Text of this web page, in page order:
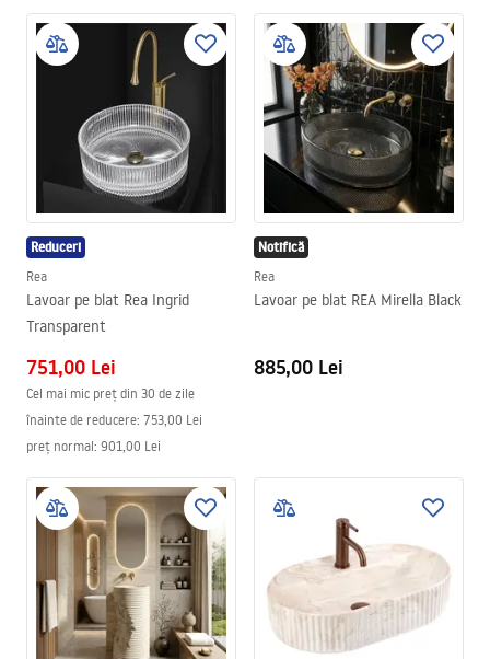
Reduceri
Rea
Lavoar pe blat Rea Ingrid
Transparent
751,00 Lei
Cel mai mic preț din 30 de zile
înainte de reducere: 753,00 Lei
preț normal: 901,00 Lei
Notifică
Rea
Lavoar pe blat REA Mirella Black
885,00 Lei